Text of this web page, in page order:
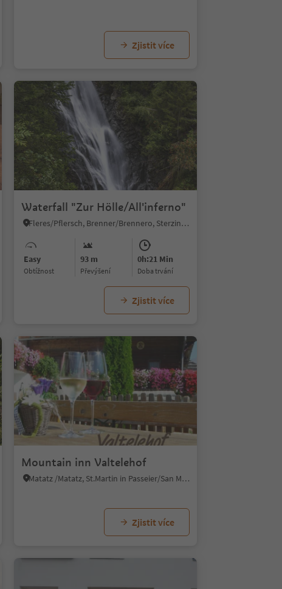
Zjistit více
1/5
Waterfall "Zur Hölle/All'inferno"
Fleres/Pflersch, Brenner/Brennero, Sterzing/Vipiteno and environs
Easy
Obtížnost
93 m
Převýšení
0h:21 Min
doba trvání
Zjistit více
Mountain inn Valtelehof
Matatz /Matatz, St.Martin in Passeier/San Martino in Passiria, Meran/Merano and environs
Zjistit více